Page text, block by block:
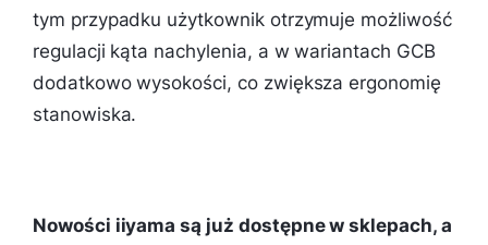
tym przypadku użytkownik otrzymuje możliwość
regulacji kąta nachylenia, a w wariantach GCB
dodatkowo wysokości, co zwiększa ergonomię
stanowiska.
Nowości iiyama są już dostępne w sklepach, a